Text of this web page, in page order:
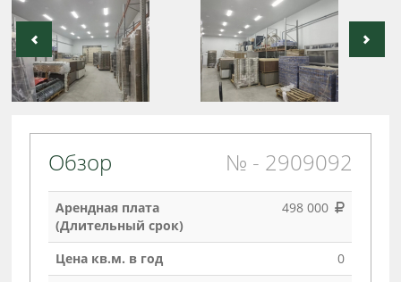
Обзор № - 2909092
Арендная плата
(Длительный срок)
498 000
Цена кв.м. в год
0